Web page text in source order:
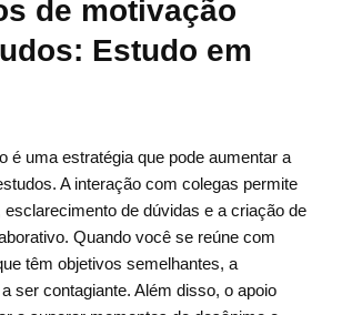
de motivação
Estudo em
é uma estratégia que pode aumentar a
A interação com colegas permite
esclarecimento de dúvidas e a criação de
Quando você se reúne com
têm objetivos semelhantes, a
ser contagiante. Além disso, o apoio